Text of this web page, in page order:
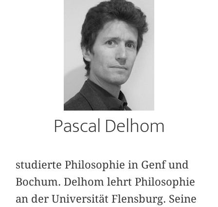
Pascal Delhom
studierte Philosophie in Genf und
Bochum. Delhom lehrt Philosophie
an der Universität Flensburg. Seine